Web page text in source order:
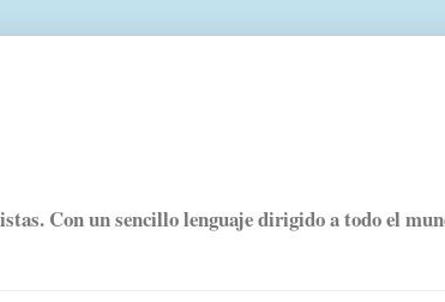
Con un sencillo lenguaje dirigido a todo el